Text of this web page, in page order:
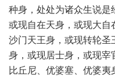
种身，处处为诸众生说是
或现自在天身，或现大自
沙门天王身，或现转轮圣
身，或现居士身，或现宰
比丘尼、优婆塞、优婆